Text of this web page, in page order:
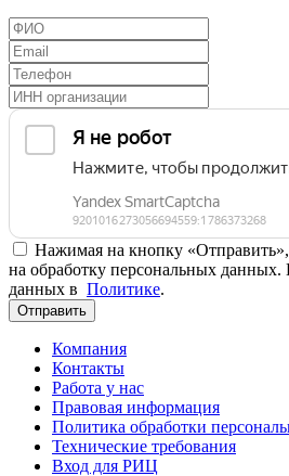
Нажимая на кнопку
на обработку персональных данных.
данных в Политике.
Отправить
Компания
Контакты
Работа у нас
Правовая информация
Политика обработки
Технические требования
Вход для РИЦ